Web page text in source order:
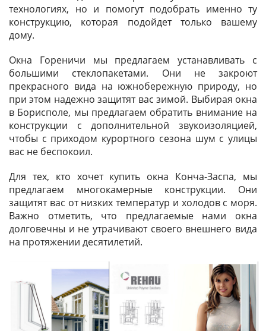
технологиях, но и помогут подобрать именно ту
конструкцию, которая подойдет только вашему
дому.
Окна Гореничи мы предлагаем устанавливать с
большими стеклопакетами. Они не закроют
прекрасного вида на южнобережную природу, но
при этом надежно защитят вас зимой. Выбирая окна
в Борисполе, мы предлагаем обратить внимание на
конструкции с дополнительной звукоизоляцией,
чтобы с приходом курортного сезона шум с улицы
вас не беспокоил.
Для тех, кто хочет купить окна Конча-Заспа, мы
предлагаем многокамерные конструкции. Они
защитят вас от низких температур и холодов с моря.
Важно отметить, что предлагаемые нами окна
долговечны и не утрачивают своего внешнего вида
на протяжении десятилетий.